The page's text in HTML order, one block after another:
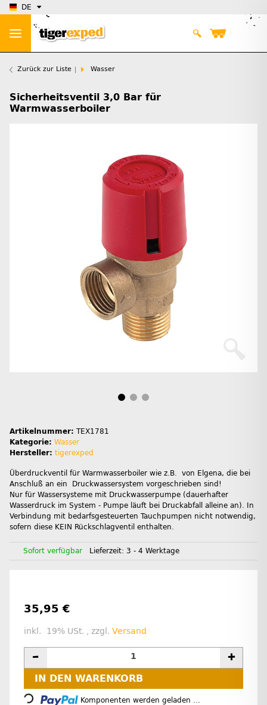
DE
Zurück zur Liste Wasser
Sicherheitsventil 3,0 Bar für
Warmwasserboiler
Artikelnummer: TEX1781
Kategorie: Wasser
Hersteller: tigerexped
Überdruckventil für Warmwasserboiler wie z.B. von Elgena, die bei
Anschluß an ein Druckwassersystem vorgeschrieben sind!
Nur für Wassersysteme mit Druckwasserpumpe (dauerhafter
Wasserdruck im System - Pumpe läuft bei Druckabfall alleine an). In
Verbindung mit bedarfsgesteuerten Tauchpumpen nicht notwendig,
sofern diese KEIN Rückschlagventil enthalten.
Sofort verfügbar Lieferzeit: 3 - 4 Werktage
35,95 €
inkl. 19% USt. , zzgl. Versand
IN DEN WARENKORB
Loading... Komponenten werden geladen ...